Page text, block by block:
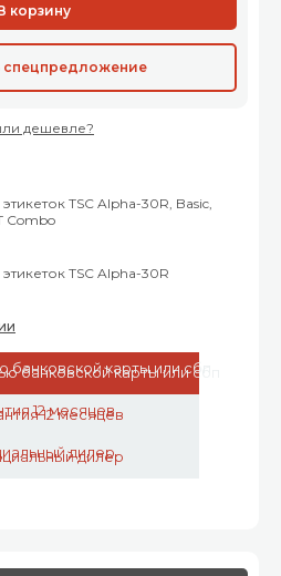
корзину
спецпредложение
дешевле?
TSC Alpha-30R, Basic,
Combo
TSC Alpha-30R
банковской карты или сбп
12 месяцев
дилер